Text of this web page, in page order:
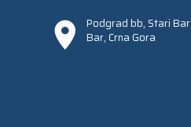
Podgrad bb, Stari Bar
Bar, Crna Gora